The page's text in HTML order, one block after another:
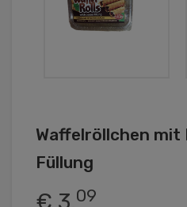
Waffelröllchen mit
Füllung
09